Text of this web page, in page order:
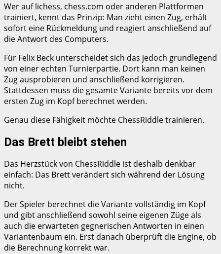
Wer auf lichess, chess.com oder anderen Plattformen
trainiert, kennt das Prinzip: Man zieht einen Zug, erhält
sofort eine Rückmeldung und reagiert anschließend auf
die Antwort des Computers.
Für Felix Beck unterscheidet sich das jedoch grundlegend
von einer echten Turnierpartie. Dort kann man keinen
Zug ausprobieren und anschließend korrigieren.
Stattdessen muss die gesamte Variante bereits vor dem
ersten Zug im Kopf berechnet werden.
Genau diese Fähigkeit möchte ChessRiddle trainieren.
Das Brett bleibt stehen
Das Herzstück von ChessRiddle ist deshalb denkbar
einfach: Das Brett verändert sich während der Lösung
nicht.
Der Spieler berechnet die Variante vollständig im Kopf
und gibt anschließend sowohl seine eigenen Züge als
auch die erwarteten gegnerischen Antworten in einen
Variantenbaum ein. Erst danach überprüft die Engine, ob
die Berechnung korrekt war.